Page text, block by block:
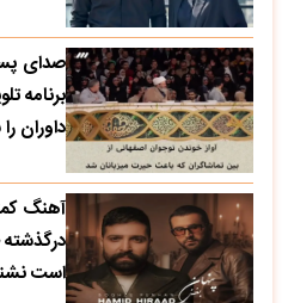
صدای
برنامه
داوران
آهنگ
است